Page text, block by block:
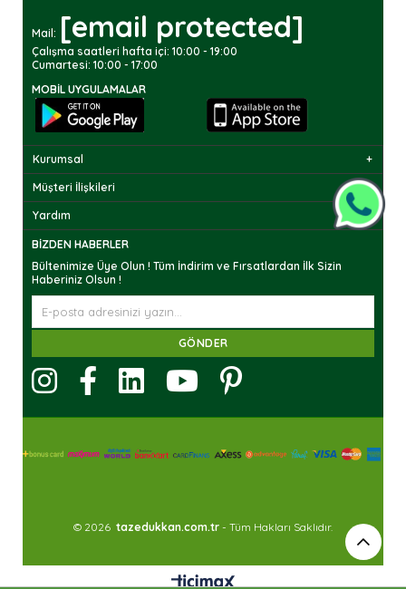
Mail: [email protected]
Çalışma saatleri hafta içi: 10:00 - 19:00
Cumartesi: 10:00 - 17:00
MOBIL UYGULAMALAR
Kurumsal
Müşteri İlişkileri
Yardım
BIZDEN HABERLER
Bültenimize Üye Olun ! Tüm İndirim ve Fırsatlardan İlk Sizin
Haberiniz Olsun !
GÖNDER
© 2026 tazedukkan.com.tr - Tüm Hakları Saklıdır.